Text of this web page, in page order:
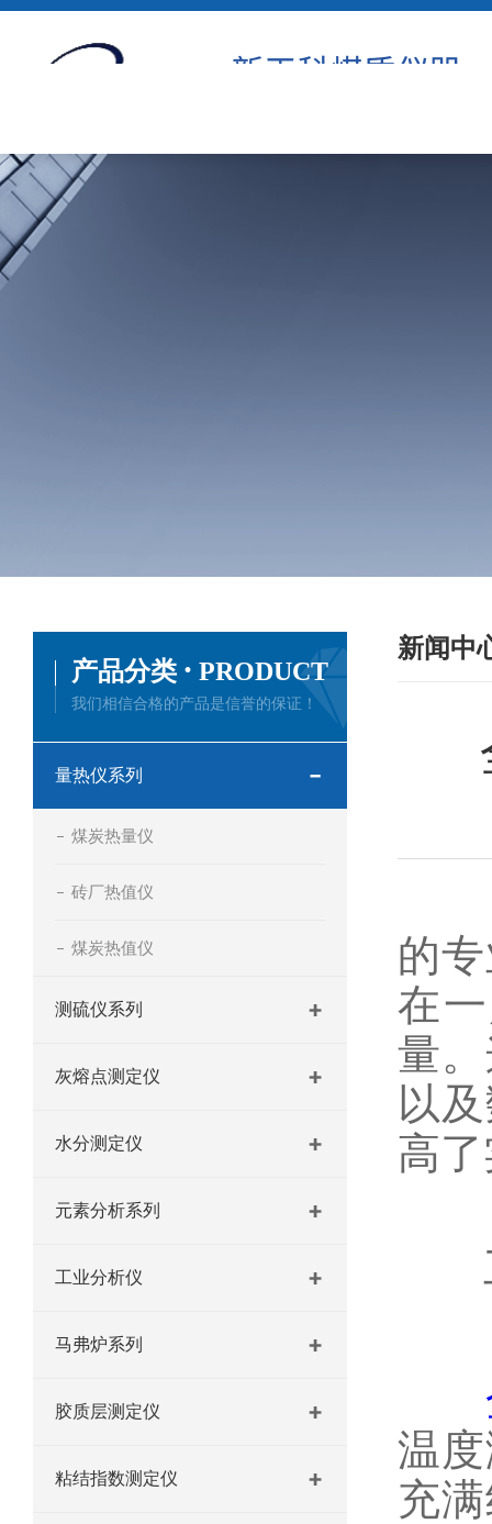
产品分类 · PRODUCT
我们相信合格的产品是信誉的保证！
量热仪系列
煤炭热量仪
砖厂热值仪
煤炭热值仪
测硫仪系列
灰熔点测定仪
水分测定仪
元素分析系列
工业分析仪
马弗炉系列
胶质层测定仪
粘结指数测定仪
新闻中
的
在
量
以
高
工
温
充